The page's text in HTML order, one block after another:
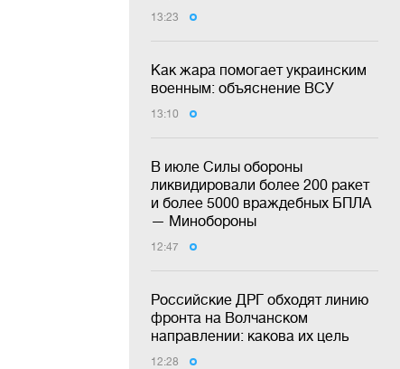
13:23
Как жара помогает украинским
военным: объяснение ВСУ
13:10
В июле Силы обороны
ликвидировали более 200 ракет
и более 5000 враждебных БПЛА
— Минобороны
12:47
Российские ДРГ обходят линию
фронта на Волчанском
направлении: какова их цель
12:28